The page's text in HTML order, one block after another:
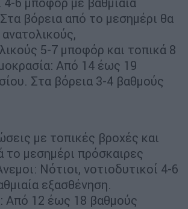
βόρεια από το μεσημέρι θα
5-7 μποφόρ και τοπικά 8
Από 14 έως 19
Στα βόρεια 3-4 βαθμούς
με τοπικές βροχές και
το μεσημέρι πρόσκαιρες
Νότιοι, νοτιοδυτικοί 4-6
εξασθένηση.
Από 12 έως 18 βαθμούς